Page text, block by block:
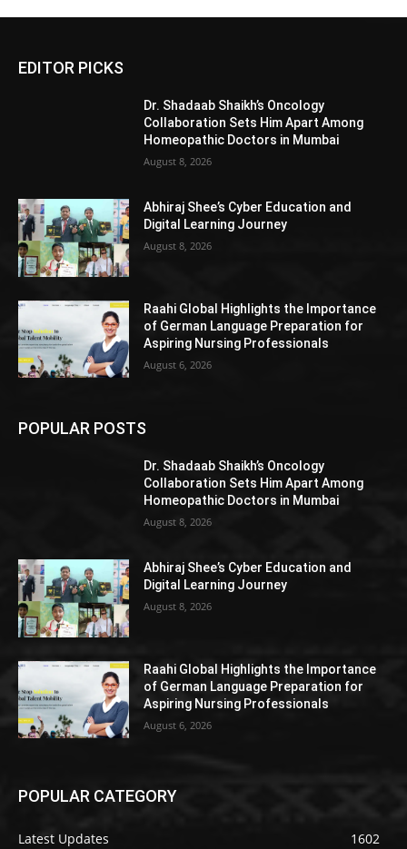
EDITOR PICKS
Dr. Shadaab Shaikh’s Oncology
Collaboration Sets Him Apart Among
Homeopathic Doctors in Mumbai
August 8, 2026
Abhiraj Shee’s Cyber Education and
Digital Learning Journey
August 8, 2026
Raahi Global Highlights the Importance
of German Language Preparation for
Aspiring Nursing Professionals
August 6, 2026
POPULAR POSTS
Dr. Shadaab Shaikh’s Oncology
Collaboration Sets Him Apart Among
Homeopathic Doctors in Mumbai
August 8, 2026
Abhiraj Shee’s Cyber Education and
Digital Learning Journey
August 8, 2026
Raahi Global Highlights the Importance
of German Language Preparation for
Aspiring Nursing Professionals
August 6, 2026
POPULAR CATEGORY
Latest Updates
1602